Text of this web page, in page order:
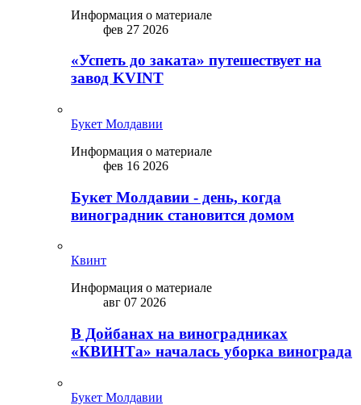
Информация о материале
фев 27 2026
«Успеть до заката» путешествует на
завод KVINT
Букет Молдавии
Информация о материале
фев 16 2026
Букет Молдавии - день, когда
виноградник становится домом
Квинт
Информация о материале
авг 07 2026
В Дойбанах на виноградниках
«КВИНТа» началась уборка винограда
Букет Молдавии